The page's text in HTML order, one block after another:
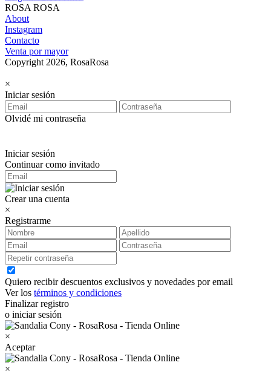
ROSA ROSA
About
Instagram
Contacto
Venta por mayor
Copyright 2026, RosaRosa
×
Iniciar sesión
Olvidé mi contraseña
Iniciar sesión
Continuar como invitado
Crear una cuenta
×
Registrarme
Quiero recibir descuentos exclusivos y novedades por email
Ver los términos y condiciones
Finalizar registro
o iniciar sesión
×
Aceptar
×